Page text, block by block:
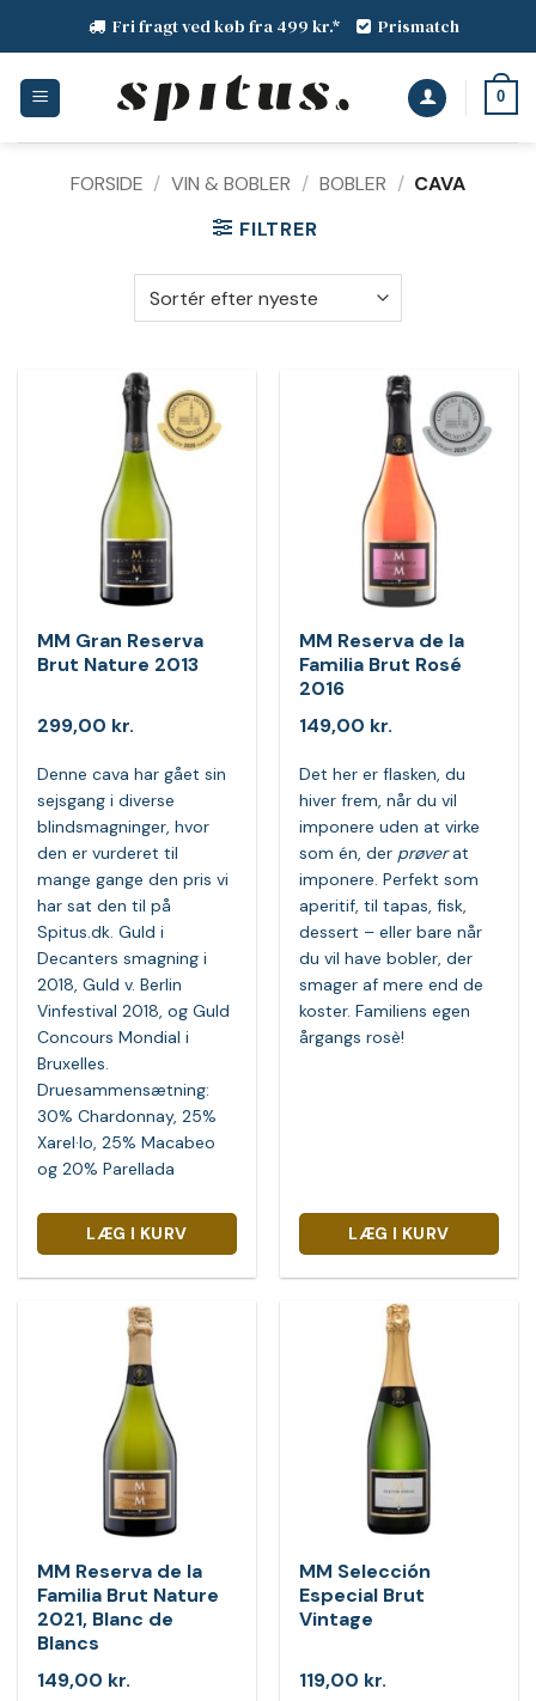
indhold
Fri fragt ved køb fra 499 kr.* Prismatch
0
FORSIDE / VIN & BOBLER / BOBLER / CAVA
FILTRER
MM Gran Reserva
Brut Nature 2013
299,00 kr.
Denne cava har gået sin
sejsgang i diverse
blindsmagninger, hvor
den er vurderet til
mange gange den pris vi
har sat den til på
Spitus.dk. Guld i
Decanters smagning i
2018, Guld v. Berlin
Vinfestival 2018, og Guld
Concours Mondial i
Bruxelles.
Druesammensætning:
30% Chardonnay, 25%
Xarel·lo, 25% Macabeo
og 20% Parellada
LÆG I KURV
MM Reserva de la
Familia Brut Rosé
2016
149,00 kr.
Det her er flasken, du
hiver frem, når du vil
imponere uden at virke
som én, der prøverat
imponere. Perfekt som
aperitif, til tapas, fisk,
dessert – eller bare når
du vil have bobler, der
smager af mere end de
koster. Familiens egen
årgangs rosè!
LÆG I KURV
MM Reserva de la
Familia Brut Nature
2021, Blanc de
Blancs
149,00 kr.
MM Selección
Especial Brut
Vintage
119,00 kr.